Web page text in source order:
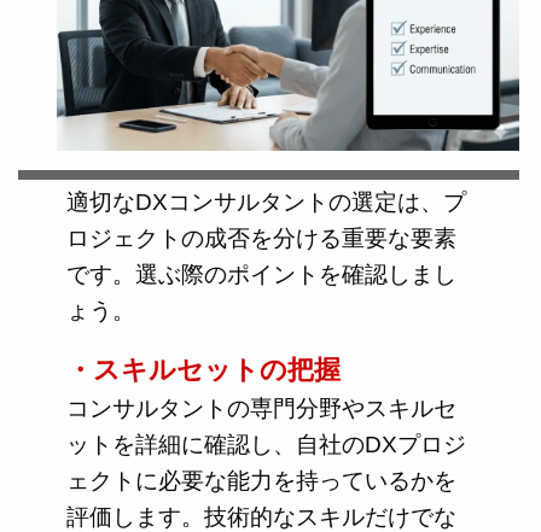
適切なDXコンサルタントの選定は、プ
ロジェクトの成否を分ける重要な要素
です。選ぶ際のポイントを確認しまし
ょう。
・スキルセットの把握
コンサルタントの専門分野やスキルセ
ットを詳細に確認し、自社のDXプロジ
ェクトに必要な能力を持っているかを
評価します。技術的なスキルだけでな